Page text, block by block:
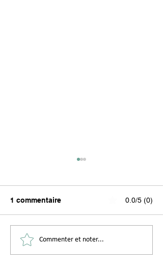
Donnons une seconde
1 commentaire 0.0/5 (0)
Commenter et noter...